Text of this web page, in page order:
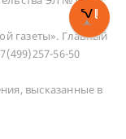
газеты». Главный
56-50
высказанные в